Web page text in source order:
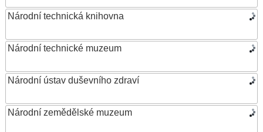
Národní technická knihovna
Národní technické muzeum
Národní ústav duševního zdraví
Národní zemědělské muzeum